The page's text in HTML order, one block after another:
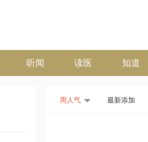
听闻 读医 知道
周人气 最新添加